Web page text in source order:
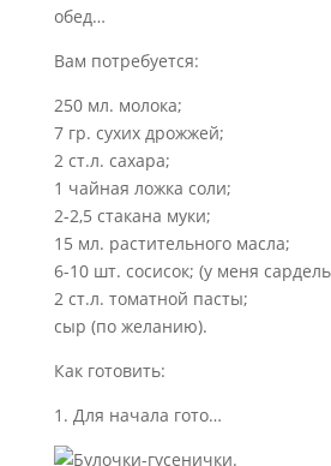
обед…
Вам потребуется:
250 мл. молока;
7 гр. сухих дрожжей;
2 ст.л. сахара;
1 чайная ложка соли;
2-2,5 стакана муки;
15 мл. растительного масла;
6-10 шт. сосисок; (у меня
2 ст.л. томатной пасты;
сыр (по желанию).
Как готовить:
1. Для начала гото…